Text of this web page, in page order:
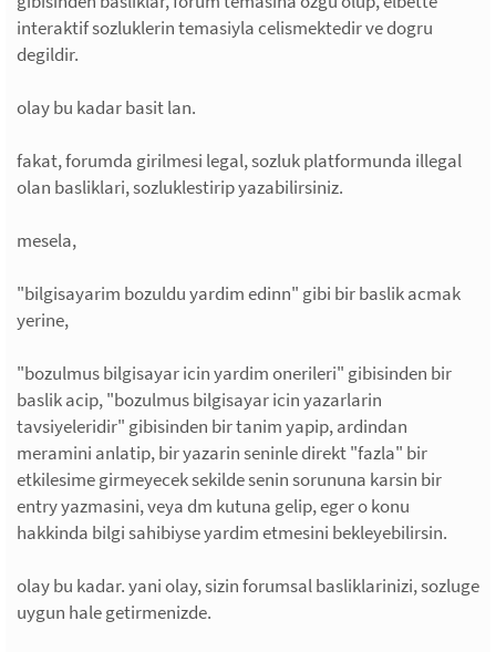
interaktif sozluklerin temasiyla celismektedir ve dogru
degildir.
olay bu kadar basit lan.
fakat, forumda girilmesi legal, sozluk platformunda illegal
olan basliklari, sozluklestirip yazabilirsiniz.
mesela,
"bilgisayarim bozuldu yardim edinn" gibi bir baslik acmak
yerine,
"bozulmus bilgisayar icin yardim onerileri" gibisinden bir
baslik acip, "bozulmus bilgisayar icin yazarlarin
tavsiyeleridir" gibisinden bir tanim yapip, ardindan
meramini anlatip, bir yazarin seninle direkt "fazla" bir
etkilesime girmeyecek sekilde senin sorununa karsin bir
entry yazmasini, veya dm kutuna gelip, eger o konu
hakkinda bilgi sahibiyse yardim etmesini bekleyebilirsin.
olay bu kadar. yani olay, sizin forumsal basliklarinizi, sozluge
uygun hale getirmenizde.